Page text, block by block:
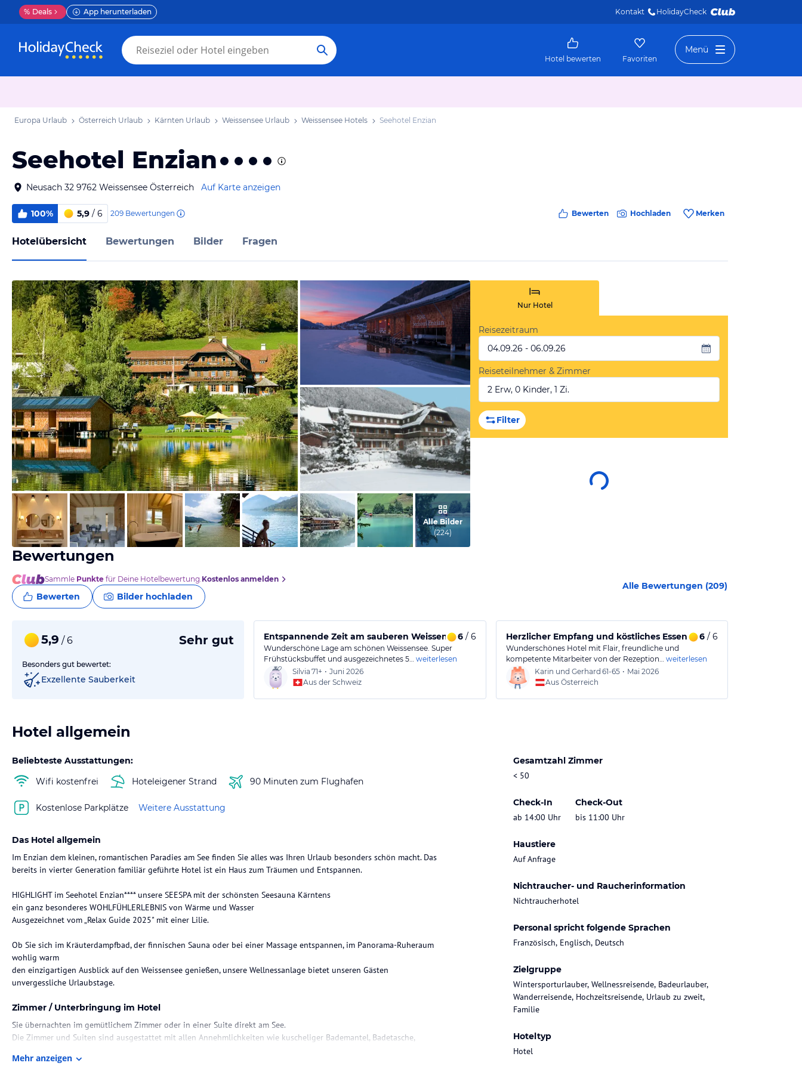
% Deals App herunterladen Kontakt HolidayCheck
Hotel bewerten Favoriten
Menü
Europa Urlaub Österreich Urlaub Kärnten Urlaub Weissensee Urlaub Weissensee Hotels Seehotel Enzian
Seehotel Enzian
Neusach 32 9762 Weissensee Österreich Auf Karte anzeigen
100% 5,9 / 6 209 Bewertungen Bewerten Hochladen Merken
Hotelübersicht Bewertungen Bilder Fragen
vom Hotelier, Juni 2025
vom Hotelier, Dezember 2019
vom Hotelier, Juni 2012
Alle Bilder
(224)
Nur Hotel
Reisezeitraum
04.09.26 - 06.09.26
Reiseteilnehmer & Zimmer
2 Erw, 0 Kinder, 1 Zi.
Filter
Bewertungen
Sammle Punkte für Deine Hotelbewertung.Kostenlos anmelden
Bewerten Bilder hochladen
Alle Bewertungen (209)
5,9 / 6 Sehr gut
Besonders gut bewertet:
Exzellente Sauberkeit
Entspannende Zeit am sauberen Weissensee mit leckerem Essen
6/ 6
Wunderschöne Lage am schönen Weissensee. Super
Frühstücksbuffet und ausgezeichnetes 5… weiterlesen
Silvia 71+ • Juni 2026
Aus der Schweiz
Herzlicher Empfang und köstliches Essen im Hotel
6/ 6
Wunderschönes Hotel mit Flair, freundliche und
kompetente Mitarbeiter von der Rezeption… weiterlesen
Karin und Gerhard 61-65 • Mai 2026
Aus Österreich
Hotel allgemein
Beliebteste Ausstattungen:
Wifi kostenfrei
Hoteleigener Strand 90 Minuten zum Flughafen
Kostenlose Parkplätze Weitere Ausstattung
Gesamtzahl Zimmer
< 50
Check-In
ab 14:00 Uhr
Check-Out
bis 11:00 Uhr
Haustiere
Auf Anfrage
Nichtraucher- und Raucherinformation
Nichtraucherhotel
Personal spricht folgende Sprachen
Französisch, Englisch, Deutsch
Zielgruppe
Wintersporturlauber, Wellnessreisende, Badeurlauber,
Wanderreisende, Hochzeitsreisende, Urlaub zu zweit,
Familie
Hoteltyp
Hotel
Das Hotel allgemein
Im Enzian dem kleinen, romantischen Paradies am See finden Sie alles was Ihren Urlaub besonders schön macht. Das
bereits in vierter Generation familiär geführte Hotel ist ein Haus zum Träumen und Entspannen.
HIGHLIGHT im Seehotel Enzian**** unsere SEESPA mit der schönsten Seesauna Kärntens
ein ganz besonderes WOHLFÜHLERLEBNIS von Wärme und Wasser
Ausgezeichnet vom „Relax Guide 2025" mit einer Lilie.
Ob Sie sich im Kräuterdampfbad, der finnischen Sauna oder bei einer Massage entspannen, im Panorama-Ruheraum
wohlig warm
den einzigartigen Ausblick auf den Weissensee genießen, unsere Wellnessanlage bietet unseren Gästen
unvergessliche Urlaubstage.
Zimmer / Unterbringung im Hotel
Sie übernachten im gemütlichem Zimmer oder in einer Suite direkt am See.
Die Zimmer und Suiten sind ausgestattet mit allen Annehmlichkeiten wie kuscheliger Bademantel, Badetasche,
Mehr anzeigen